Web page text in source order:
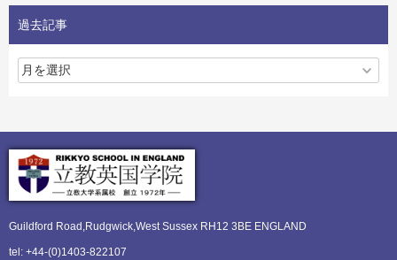
過去記事
Guildford Road,Rudgwick,West Sussex RH12 3BE ENGLAND
tel: +44-(0)1403-822107